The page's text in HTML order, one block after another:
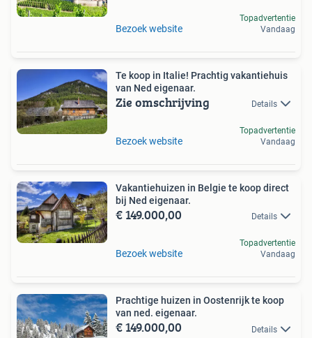
Bezoek website
Topadvertentie
Vandaag
Te koop in Italie! Prachtig vakantiehuis
van Ned eigenaar.
Zie omschrijving Details
Bezoek website
Topadvertentie
Vandaag
Vakantiehuizen in Belgie te koop direct
bij Ned eigenaar.
€ 149.000,00 Details
Bezoek website
Topadvertentie
Vandaag
Prachtige huizen in Oostenrijk te koop
van ned. eigenaar.
€ 149.000,00 Details